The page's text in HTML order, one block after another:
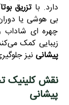
دارد. با تزریق
بی‌ هوشی یا
چهره‌ ای شاداب
زیبایی کمک
پیشانی نیز
نقش کلینیک
پیشانی